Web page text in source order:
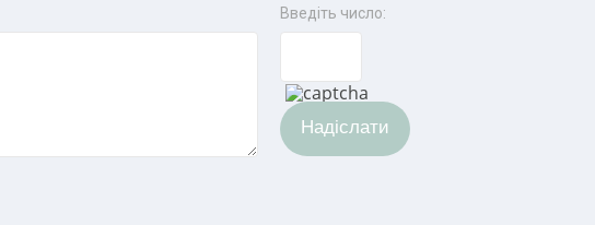
Введіть число:
Надіслати